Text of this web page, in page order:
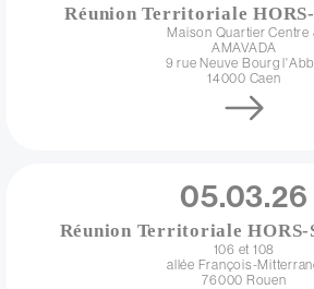
Réunion Territoriale
Maison Quartier Centre
AMAVADA
9 rue Neuve Bourg
14000 Caen
Date
05.03.26
Réunion Territoriale HORS-
106 et 108
allée François-
76000 Rouen